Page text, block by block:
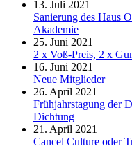
13. Juli 2021
Sanierung des Haus
Akademie
25. Juni 2021
2 x Voß-Preis, 2 x
16. Juni 2021
Neue Mitglieder
26. April 2021
Frühjahrstagung der
Dichtung
21. April 2021
Cancel Culture oder